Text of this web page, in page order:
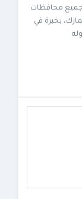
محافظات
بخبرة في